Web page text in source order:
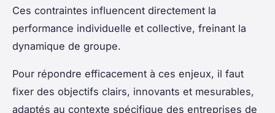
Ces contraintes influencent directement la
performance individuelle et collective, freinant la
dynamique de groupe.
Pour répondre efficacement à ces enjeux, il faut
fixer des objectifs clairs, innovants et mesurables,
adaptés au contexte spécifique des entreprises de